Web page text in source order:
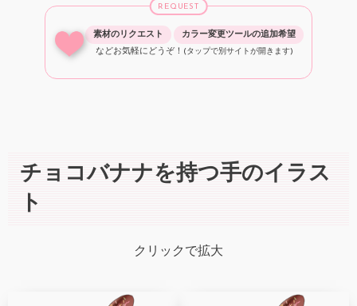
REQUEST
素材のリクエスト
カラー変更ツールの追加希望
などお気軽にどうぞ！ (タップで別サイトが開きます)
チョコバナナを持つ手のイラス
ト
クリックで拡大